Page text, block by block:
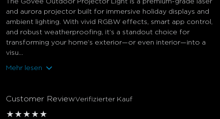
and aurora projector built for immersive holiday displays and
ambient lighting. With vivid RGBW effects, smart app control,
and robust weatherproofing, it’s a standout choice for
transforming your home’s exterior—or even interior—into a
visu...
Mehr lesen
Customer ReviewVerifizierter Kauf
★ ★ ★ ★ ★